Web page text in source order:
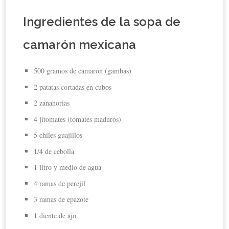
Ingredientes de la sopa de
camarón mexicana
500 gramos de camarón (gambas)
2 patatas cortadas en cubos
2 zanahorias
4 jitomates (tomates maduros)
5 chiles guajillos
1/4 de cebolla
1 litro y medio de agua
4 ramas de perejil
3 ramas de epazote
1 diente de ajo